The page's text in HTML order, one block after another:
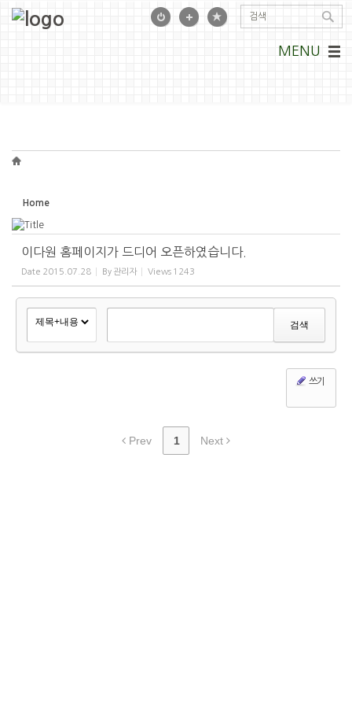
MENU
Home
이다원 홈페이지가 드디어 오픈하였습니다.
Date 2015.07.28 By 관리자 Views 1243
검색
쓰기
Prev 1 Next